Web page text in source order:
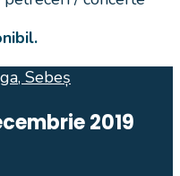
2019